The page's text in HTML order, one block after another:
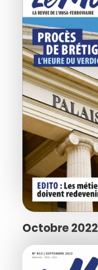
Octobre 2022